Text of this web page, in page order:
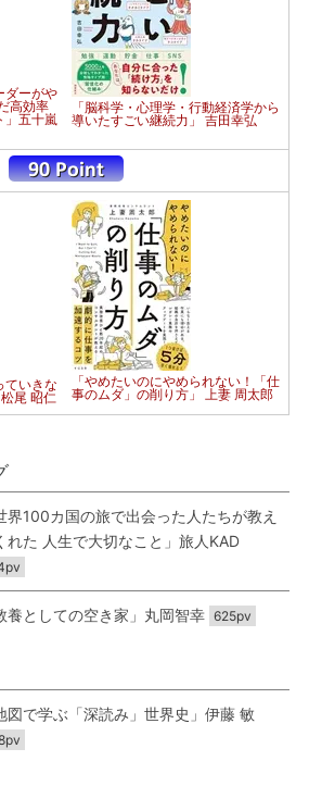
ダーがや
高効率
」五十嵐
「脳科学・心理学・行動経済学から
導いたすごい継続力」 吉田幸弘
ていきな
尾 昭仁
「やめたいのにやめられない！「仕
事のムダ」の削り方」 上妻 周太郎
界100カ国の旅で出会った人たちが教え
れた 人生で大切なこと」旅人KAD
養としての空き家」丸岡智幸 625pv
図で学ぶ「深読み」世界史」伊藤 敏